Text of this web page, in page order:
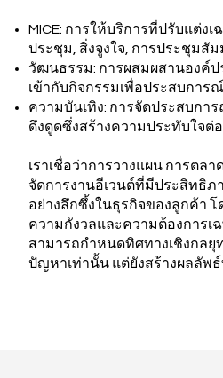
MICE: การให้บริการที่ปรับแต่ง
ประชุม, สิ่งจูงใจ, การประชุมสั
วัฒนธรรม: การผสมผสานองค์
เข้ากับกิจกรรมเพื่อประสบการ
ความบันเทิง: การจัดประสบกา
ดึงดูดซึ่งสร้างความประทับใจต่
เราเชื่อว่าการวางแผน การตล
จัดการงานอีเวนต์ที่มีประสิทธิภ
อย่างลึกซึ้งในธุรกิจของลูกค้า
ความกังวลและความต้องการเฉ
สามารถกำหนดทิศทางเชิงกลยุ
ปัญหาเท่านั้น แต่ยังสร้างผลลัพ